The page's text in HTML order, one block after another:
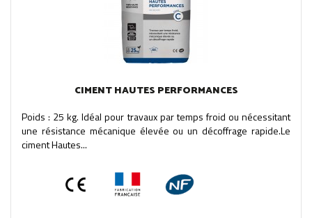
CIMENT HAUTES PERFORMANCES
Poids : 25 kg. Idéal pour travaux par temps froid ou nécessitant
une résistance mécanique élevée ou un décoffrage rapide.Le
ciment Hautes...